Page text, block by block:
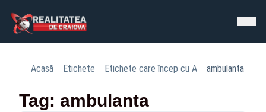
Acasă Etichete Etichete care încep cu A ambulanta
Tag: ambulanta